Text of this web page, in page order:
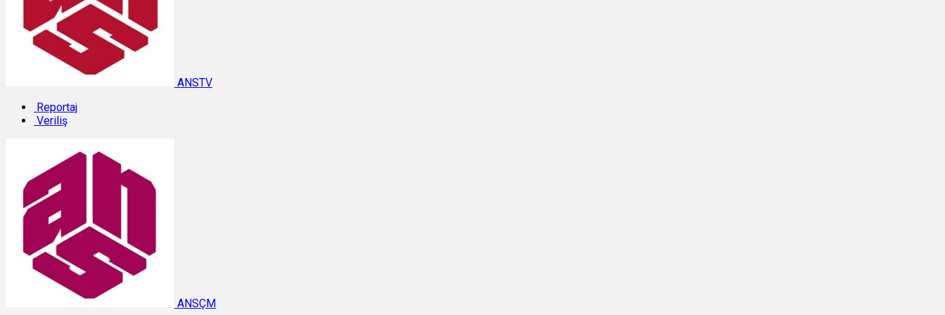
ANSTV
Reportaj
Veriliş
ANSÇM